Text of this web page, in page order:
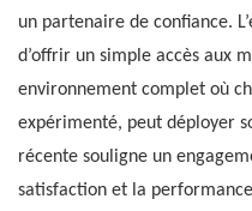
un partenaire de confiance.
d’offrir un simple accès aux
environnement complet où
expérimenté, peut déployer
récente souligne un
satisfaction et la